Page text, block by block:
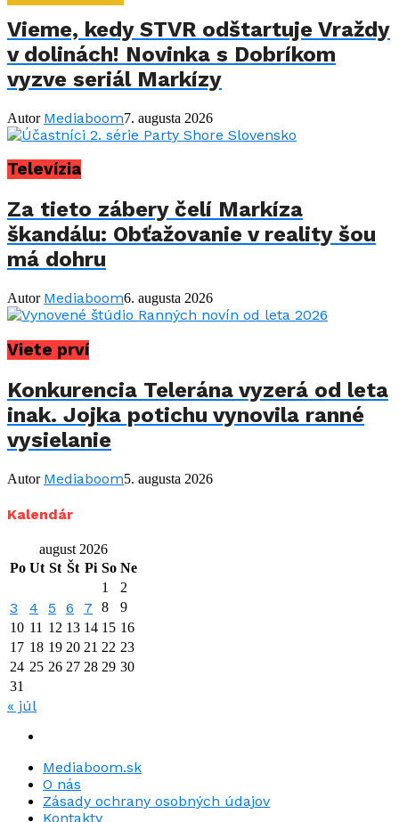
Vieme, kedy STVR odštartuje Vraždy
v dolinách! Novinka s Dobríkom
vyzve seriál Markízy
Autor Mediaboom7. augusta 2026
Televízia
Za tieto zábery čelí Markíza
škandálu: Obťažovanie v reality šou
má dohru
Autor Mediaboom6. augusta 2026
Viete prví
Konkurencia Telerána vyzerá od leta
inak. Jojka potichu vynovila ranné
vysielanie
Autor Mediaboom5. augusta 2026
Kalendár
august 2026
Po Ut St Št Pi So Ne
1
2
3 4 5 6 7 8
9
10 11 12 13 14 15 16
17 18 19 20 21 22 23
24 25 26 27 28 29 30
31
« júl
Mediaboom.sk
O nás
Zásady ochrany osobných údajov
Kontakty